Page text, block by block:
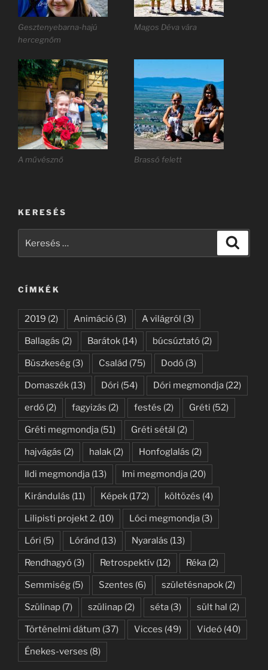
Gesztenyebarna-hajú
hercegnőm
Magos Déva vára
A művésznő Brassó felett
KERESÉS
CÍMKÉK
2019 (2) Animáció (3) A világról (3)
Ballagás (2) Barátok (14) búcsúztató (2)
Büszkeség (3) Család (75) Dodó (3)
Domaszék (13) Dóri (54) Dóri megmondja (22)
erdő (2) fagyizás (2) festés (2) Gréti (52)
Gréti megmondja (51) Gréti sétál (2)
hajvágás (2) halak (2) Honfoglalás (2)
Ildi megmondja (13) Imi megmondja (20)
Kirándulás (11) Képek (172) költözés (4)
Lilipisti projekt 2. (10) Lóci megmondja (3)
Lóri (5) Lóránd (13) Nyaralás (13)
Rendhagyó (3) Retrospektív (12) Réka (2)
Semmiség (5) Szentes (6) születésnapok (2)
Szülinap (7) szülinap (2) séta (3) sült hal (2)
Történelmi dátum (37) Vicces (49) Videó (40)
Énekes-verses (8)